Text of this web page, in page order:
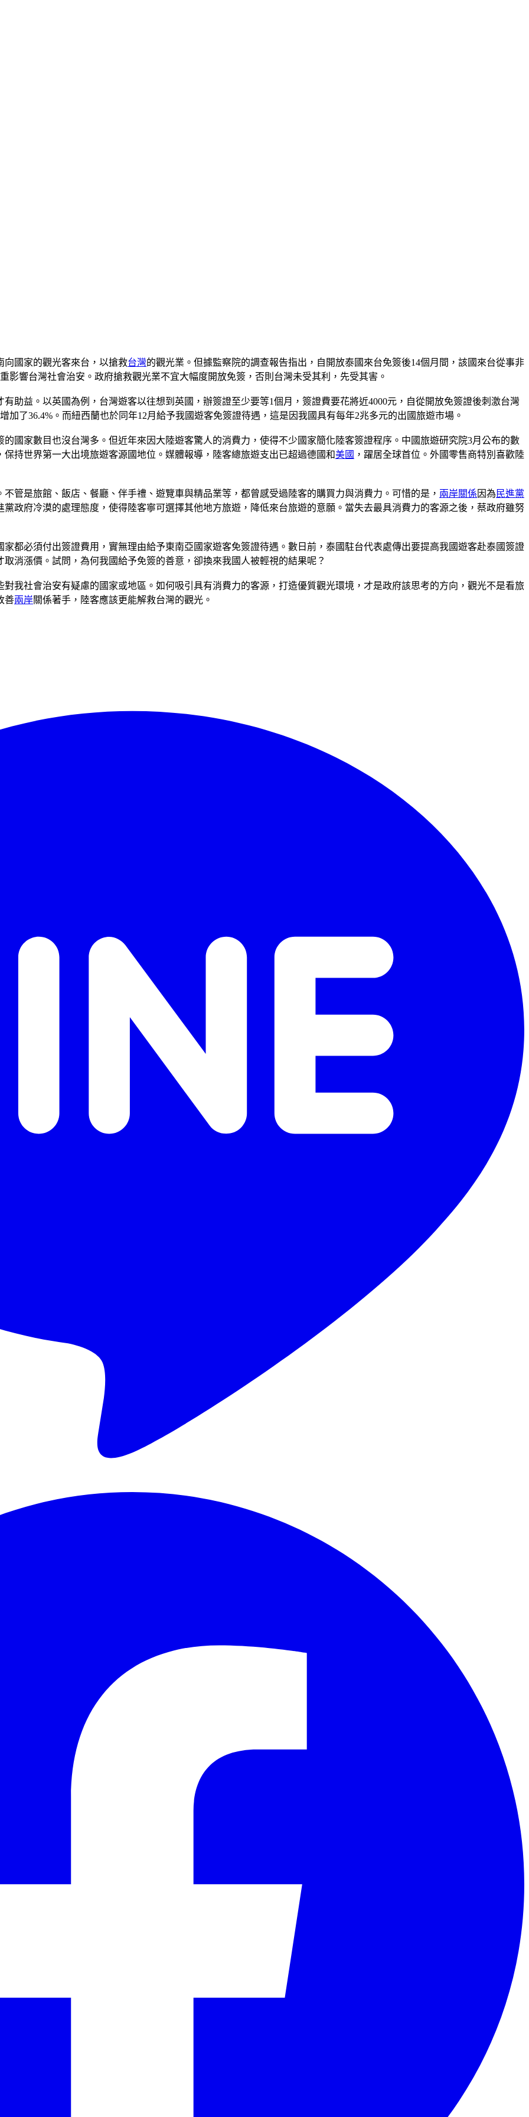
向國家的觀光客來台，以搶救台灣的觀光業。但據監察院的調查報告指出，自開放泰國來台免簽後14個月間，該國來台從事非
影響台灣社會治安。政府搶救觀光業不宜大幅度開放免簽，否則台灣未受其利，先受其害。
助益。以英國為例，台灣遊客以往想到英國，辦簽證至少要等1個月，簽證費要花將近4000元，自從開放免簽證後刺激台灣
加了36.4%。而紐西蘭也於同年12月給予我國遊客免簽證待遇，這是因我國具有每年2兆多元的出國旅遊市場。
國家數目也沒台灣多。但近年來因大陸遊客驚人的消費力，使得不少國家簡化陸客簽證程序。中國旅遊研究院3月公布的數
持世界第一大出境旅遊客源國地位。媒體報導，陸客總旅遊支出已超過德國和美國 ，躍居全球首位。外國零售商特別喜歡陸
管是旅館、飯店、餐廳、伴手禮、遊覽車與精品業等，都曾感受過陸客的購買力與消費力。可惜的是， 兩岸關係 因為 民進黨
政府冷漠的處理態度，使得陸客寧可選擇其他地方旅遊，降低來台旅遊的意願。當失去最具消費力的客源之後，蔡政府雖努
都必須付出簽證費用，實無理由給予東南亞國家遊客免簽證待遇。數日前，泰國駐台代表處傳出要提高我國遊客赴泰國簽證
消漲價。試問，為何我國給予免簽的善意，卻換來我國人被輕視的結果呢？
我社會治安有疑慮的國家或地區。如何吸引具有消費力的客源，打造優質觀光環境，才是政府該思考的方向，觀光不是看旅
善兩岸關係著手，陸客應該更能解救台灣的觀光。